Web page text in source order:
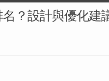
？設計與優化建